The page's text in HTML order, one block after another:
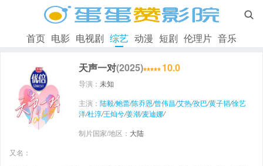

首页 电影 电视剧 综艺 动漫 短剧 伦理片 音乐
天声一对(2025) 10.0
导演： 未知
主演： 陆毅/鲍蕾/陈乔恩/曾伟昌/艾热/孜巴/黄子韬/徐艺
洋/杜淳/王灿兮/姜潮/麦迪娜/
制片国家/地区： 大陆
又名：